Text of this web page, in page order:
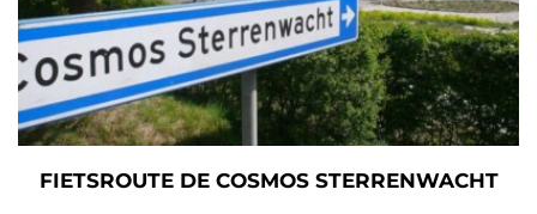
FIETSROUTE DE COSMOS STERRENWACHT